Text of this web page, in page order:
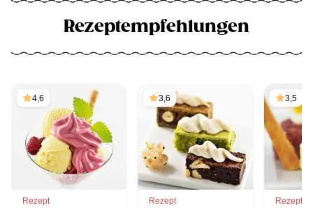
Rezeptempfehlungen
4,6
Rezept
3,6
Rezept
3,5
Rezept